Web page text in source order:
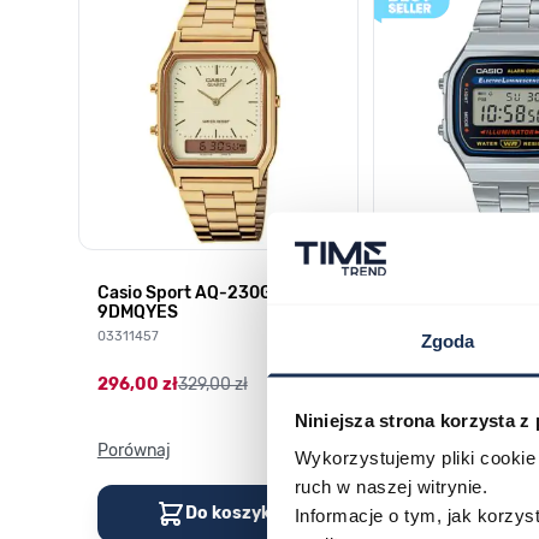
Zgoda
Niniejsza strona korzysta z
Wykorzystujemy pliki
ruch w naszej witrynie.
Informacje o tym, jak
Casio Sport AQ-230GA-
9DMQYES
03311457
296,00 zł329,00 zł
Porównaj
Do koszyka
Porównaj
Do